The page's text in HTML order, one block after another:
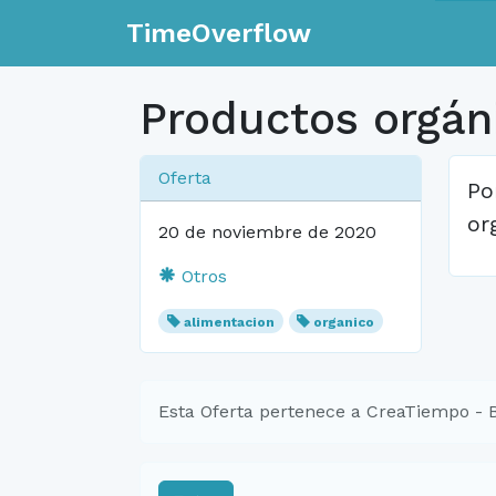
TimeOverflow
Productos
Oferta
20 de noviembre de 2020
Otros
alimentacion organico
Esta Oferta pertenece a CreaTiempo -